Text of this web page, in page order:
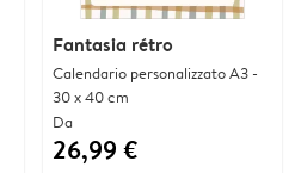
Fantasia rétro
Calendario personalizzato A3 -
30 x 40 cm
Da
26,99 €